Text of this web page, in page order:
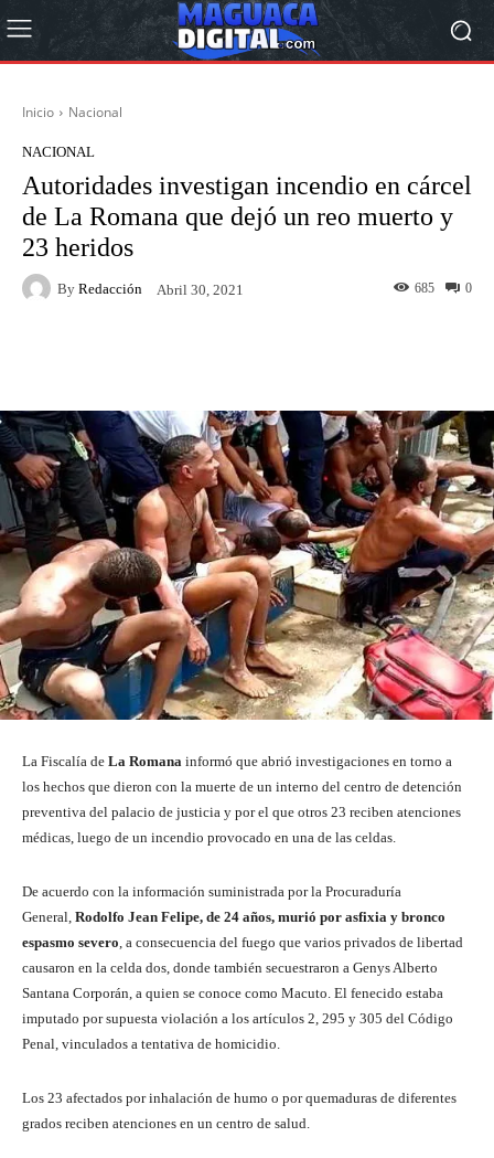
Inicio Nacional
NACIONAL
Autoridades investigan incendio en cárcel
de La Romana que dejó un reo muerto y
23 heridos
By Redacción Abril 30, 2021 0
685
La Fiscalía de La Romana informó que abrió investigaciones en torno a
los hechos que dieron con la muerte de un interno del centro de detención
preventiva del palacio de justicia y por el que otros 23 reciben atenciones
médicas, luego de un incendio provocado en una de las celdas.
De acuerdo con la información suministrada por la Procuraduría
General, Rodolfo Jean Felipe, de 24 años, murió por asfixia y bronco
espasmo severo , a consecuencia del fuego que varios privados de libertad
causaron en la celda dos, donde también secuestraron a Genys Alberto
Santana Corporán, a quien se conoce como Macuto. El fenecido estaba
imputado por supuesta violación a los artículos 2, 295 y 305 del Código
Penal, vinculados a tentativa de homicidio.
Los 23 afectados por inhalación de humo o por quemaduras de diferentes
grados reciben atenciones en un centro de salud.